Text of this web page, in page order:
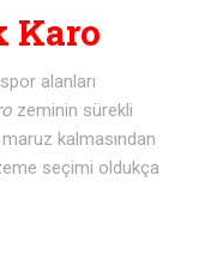
Karo
alanları
zeminin sürekli
kalmasından
seçimi oldukça